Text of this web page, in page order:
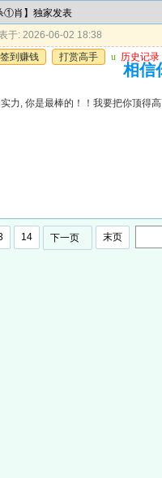
①肖】独家发表
于: 2026-06-02 18:38
签到赚钱
打赏高手 u 历史记录
相信
力, 你是最棒的！！我要把你顶得
14 下一页 末页